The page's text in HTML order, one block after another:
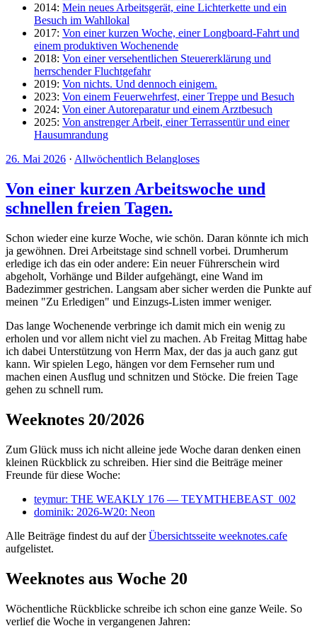
2014: Mein neues Arbeitsgerät, eine Lichterkette und ein
Besuch im Wahllokal
2017: Von einer kurzen Woche, einer Longboard-Fahrt und
einem produktiven Wochenende
2018: Von einer versehentlichen Steuererklärung und
herrschender Fluchtgefahr
2019: Von nichts. Und dennoch einigem.
2023: Von einem Feuerwehrfest, einer Treppe und Besuch
2024: Von einer Autoreparatur und einem Arztbesuch
2025: Von anstrenger Arbeit, einer Terrassentür und einer
Hausumrandung
26. Mai 2026 · Allwöchentlich Belangloses
Von einer kurzen Arbeitswoche und
schnellen freien Tagen.
Schon wieder eine kurze Woche, wie schön. Daran könnte ich mich
ja gewöhnen. Drei Arbeitstage sind schnell vorbei. Drumherum
erledige ich das ein oder andere: Ein neuer Führerschein wird
abgeholt, Vorhänge und Bilder aufgehängt, eine Wand im
Badezimmer gestrichen. Langsam aber sicher werden die Punkte auf
meinen "Zu Erledigen" und Einzugs-Listen immer weniger.
Das lange Wochenende verbringe ich damit mich ein wenig zu
erholen und vor allem nicht viel zu machen. Ab Freitag Mittag habe
ich dabei Unterstützung von Herrn Max, der das ja auch ganz gut
kann. Wir spielen Lego, hängen vor dem Fernseher rum und
machen einen Ausflug und schnitzen und Stöcke. Die freien Tage
gehen zu schnell rum.
Weeknotes 20/2026
Zum Glück muss ich nicht alleine jede Woche daran denken einen
kleinen Rückblick zu schreiben. Hier sind die Beiträge meiner
Freunde für diese Woche:
teymur: THE WEAKLY 176 — TEYMTHEBEAST_002
dominik: 2026-W20: Neon
Alle Beiträge findest du auf derÜbersichtsseite weeknotes.cafe
aufgelistet.
Weeknotes aus Woche 20
Wöchentliche Rückblicke schreibe ich schon eine ganze Weile. So
verlief die Woche in vergangenen Jahren: